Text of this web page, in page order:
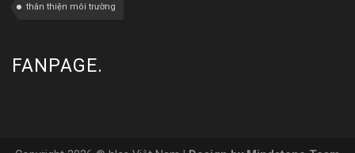
thân thiện môi trường
FANPAGE.